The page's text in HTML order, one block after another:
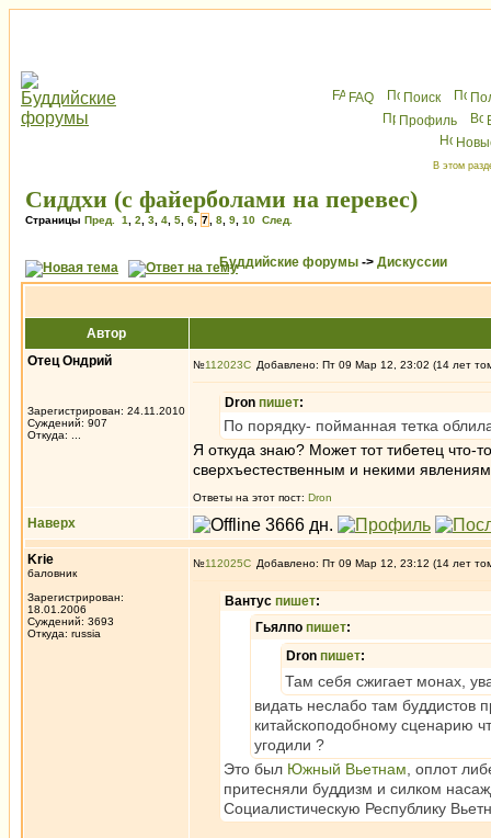
FAQ Поиск
Профиль
В этом
Сиддхи (с файерболами на перевес)
Страницы Пред. 1 2 3 4 5 6 7 8 9 10 След.
Буддийские форумы -> Дискуссии
Автор
Отец Ондрий
Зарегистрирован: 24.11.2010
Суждений: 907
Откуда: ...
№112023 Добавлено: Пт 09 Мар 12, 23:02 (14 лет
Dron пишет:
По порядку- пойманная тетка
Я откуда знаю? Может тот тибетец
сверхъестественным и некими
Ответы на этот пост: Dron
Наверх
Krie
баловник
Зарегистрирован:
18.01.2006
Суждений: 3693
Откуда: russia
№112025 Добавлено: Пт 09 Мар 12, 23:12 (14 лет
Вантус пишет:
Гьялпо пишет:
Dron пишет:
Там себя сжигает монах,
видать неслабо там буддистов
китайскоподобному сценарию
угодили ?
Это был Южный Вьетнам , оплот
притесняли буддизм и силком
Социалистическую Республику